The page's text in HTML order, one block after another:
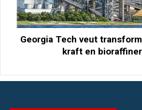
Georgia Tech veut
kraft en